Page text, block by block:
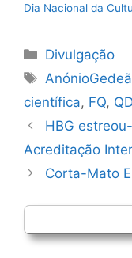
Dia Nacional da
Categorias
Divulgação
Etiquetas
científica, FQ,
Navegação
de
HBG
Acreditação
Corta-Mato